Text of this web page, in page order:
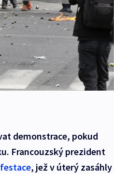
demonstrace, pokud
Francouzský prezident
, jež v úterý zasáhly